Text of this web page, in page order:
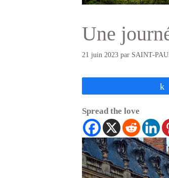
Une
21 juin 2023 par SAINT-
Spread the love